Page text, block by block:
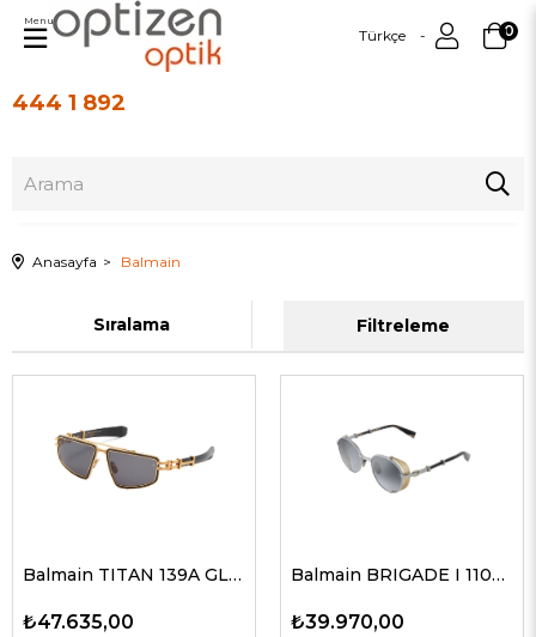
444 1 892
Türkçe 0
Menu
Anasayfa Balmain
Filtreleme
Sıralama
Balmain TITAN 139A GLD-BLK 59 G Unisex Güneş Gözlükleri
₺47.635,00
Balmain BRIGADE I 110B PLD-BRN 52-20 Unisex Güneş Gözlükleri
₺39.970,00